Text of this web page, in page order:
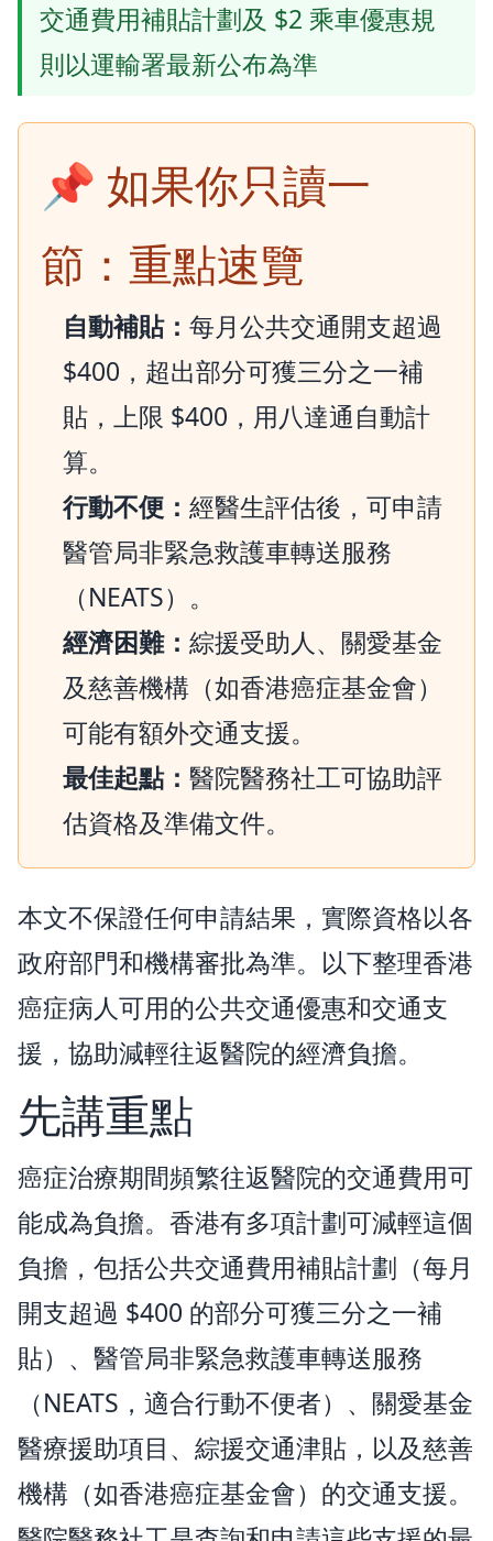
交通費用補貼計劃及 $2 乘車優惠規
則以運輸署最新公布為準
📌 如果你只讀一
節：重點速覽
自動補貼： 每月公共交通開支超過
$400，超出部分可獲三分之一補
貼，上限 $400，用八達通自動計
算。
行動不便： 經醫生評估後，可申請
醫管局非緊急救護車轉送服務
（NEATS）。
經濟困難： 綜援受助人、關愛基金
及慈善機構（如香港癌症基金會）
可能有額外交通支援。
最佳起點： 醫院醫務社工可協助評
估資格及準備文件。
本文不保證任何申請結果，實際資格以各
政府部門和機構審批為準。以下整理香港
癌症病人可用的公共交通優惠和交通支
援，協助減輕往返醫院的經濟負擔。
先講重點
癌症治療期間頻繁往返醫院的交通費用可
能成為負擔。香港有多項計劃可減輕這個
負擔，包括公共交通費用補貼計劃（每月
開支超過 $400 的部分可獲三分之一補
貼）、醫管局非緊急救護車轉送服務
（NEATS，適合行動不便者）、關愛基金
醫療援助項目、綜援交通津貼，以及慈善
機構（如香港癌症基金會）的交通支援。